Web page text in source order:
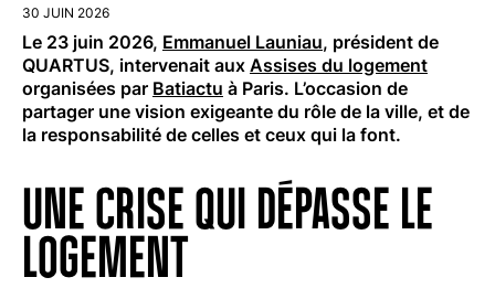
30 JUIN 2026
Le 23 juin 2026, Emmanuel Launiau, président de
QUARTUS, intervenait aux Assises du logement
organisées par Batiactu à Paris. L’occasion de
partager une vision exigeante du rôle de la ville, et de
la responsabilité de celles et ceux qui la font.
UNE CRISE QUI DÉPASSE LE
LOGEMENT